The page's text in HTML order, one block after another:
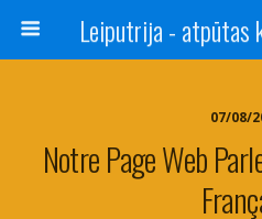
07/08/
Notre Page Web